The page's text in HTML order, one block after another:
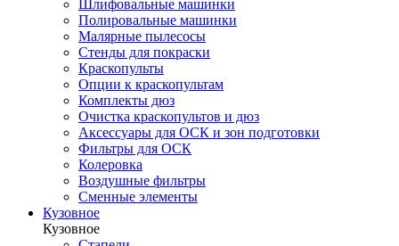
Шлифовальные машинки
Полировальные машинки
Малярные пылесосы
Стенды для покраски
Краскопульты
Опции к краскопультам
Комплекты дюз
Очистка краскопультов и дюз
Аксессуары для ОСК и зон подготовки
Фильтры для ОСК
Колеровка
Воздушные фильтры
Сменные элементы
Кузовное
Кузовное